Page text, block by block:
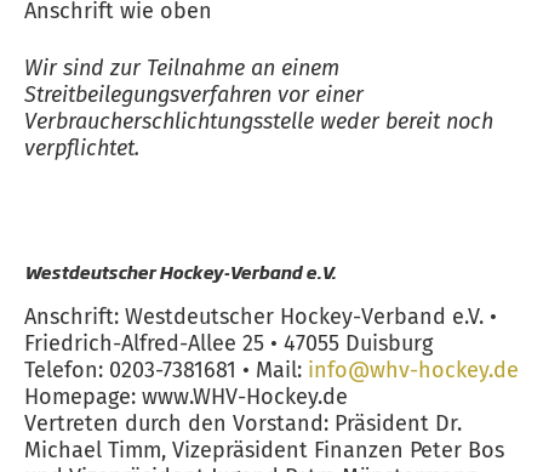
Anschrift wie oben
Wir sind zur Teilnahme an einem
Streitbeilegungsverfahren vor einer
Verbraucherschlichtungsstelle weder bereit noch
verpflichtet.
Westdeutscher Hockey-Verband e.V.
Anschrift: Westdeutscher Hockey-Verband e.V. •
Friedrich-Alfred-Allee 25 • 47055 Duisburg
Telefon: 0203-7381681 • Mail: info@whv-hockey.de
Homepage: www.WHV-Hockey.de
Vertreten durch den Vorstand: Präsident Dr.
Michael Timm, Vizepräsident Finanzen Peter Bos